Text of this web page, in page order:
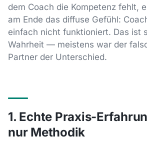
dem Coach die Kompetenz fehlt,
am Ende das diffuse Gefühl:
einfach nicht funktioniert. Das ist
Wahrheit — meistens war der
Partner der Unterschied.
1. Echte Praxis-
nur Methodik